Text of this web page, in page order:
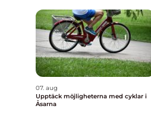
07. aug
Upptäck möjligheterna med cyklar i
Åsarna